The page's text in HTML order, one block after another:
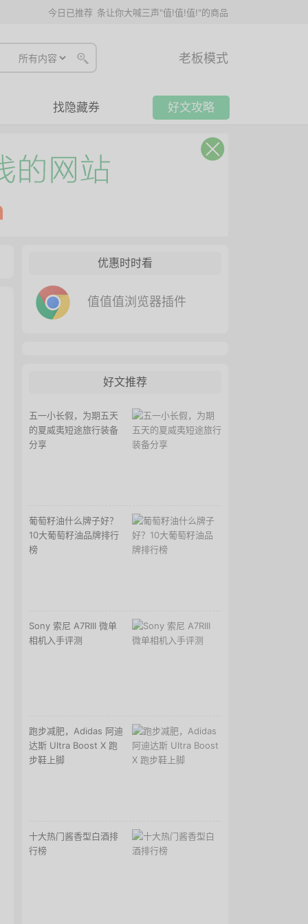
今日已推荐 条让你大喊三声"值!值!值!"的商品
老板模式
找隐藏券 好文攻略
优惠时时看
值值值浏览器插件
好文推荐
五一小长假，为期五天
的夏威夷短途旅行装备
分享
葡萄籽油什么牌子好？
10大葡萄籽油品牌排行
榜
Sony 索尼 A7RIII 微单
相机入手评测
跑步减肥，Adidas 阿迪
达斯 Ultra Boost X 跑
步鞋上脚
十大热门酱香型白酒排
行榜